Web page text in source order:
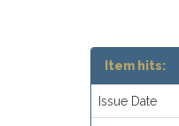
Item hits:
Issue Date